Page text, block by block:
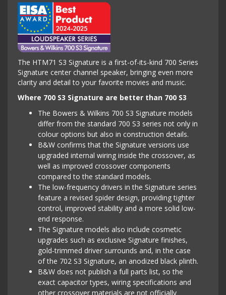
The HTM71 S3 Signature is a first-of-its-kind 700 Series
Signature center channel speaker, bringing even more
clarity and detail to your favorite movies and music.
Where 700 S3 Signature are better than 700 S3
The Bowers & Wilkins 700 S3 Signature models
differ from the standard 700 S3 series not only in
colour options but also in construction details.
B&W confirms that the Signature versions use
upgraded internal wiring inside the crossover, as
well as improved crossover components
compared to the standard models.
The low-frequency drivers in the Signature series
feature a revised spider design, providing tighter
control, improved stability and a more solid low-
end response.
The Signature models also include cosmetic
upgrades such as exclusive Signature finishes,
gold-trimmed driver surrounds and, in the case
of the 702 S3 Signature, an anodized black plinth.
B&W does not publish a full parts list, so the
exact capacitor types, wiring specifications and
other crossover materials are not officially